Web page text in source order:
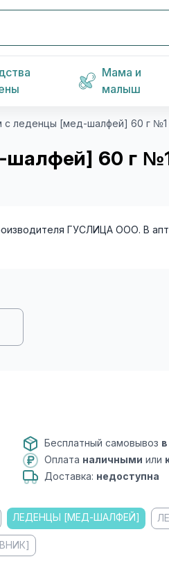
Мама и
малыш
с леденцы [мед-шалфей] 60 г №1
шалфей] 60 г
ГУСЛИЦА ООО. В
Бесплатный самовывоз
Оплата наличными или
Доставка: недоступна
ЛЕДЕНЦЫ [МЕД-ШАЛФЕЙ]